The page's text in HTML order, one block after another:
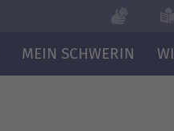
MEIN SCHWERIN